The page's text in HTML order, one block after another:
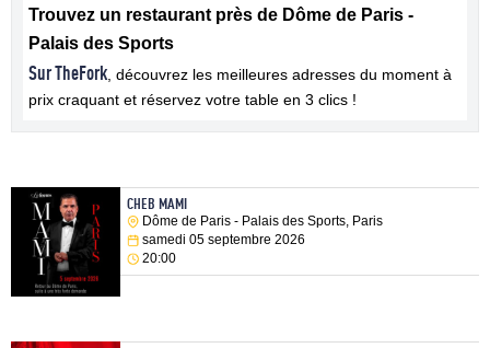
Trouvez un restaurant près de Dôme de Paris -
Palais des Sports
Sur TheFork , découvrez les meilleures adresses du moment à
prix craquant et réservez votre table en 3 clics !
CHEB MAMI
Dôme de Paris - Palais des Sports, Paris
samedi 05 septembre 2026
20:00